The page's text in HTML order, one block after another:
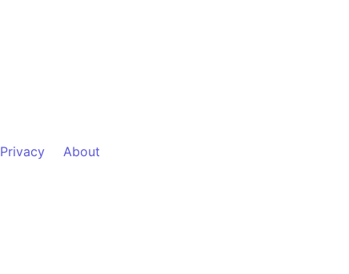
Privacy About